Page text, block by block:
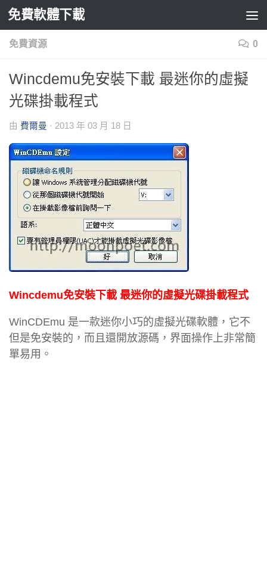
Skip to content
免費軟體下載
免費資源 0
Wincdemu免安裝下載 最迷你的虛擬
光碟掛載程式
由 費爾曼 · 2013 年 03 月 18 日
Wincdemu免安裝下載 最迷你的虛擬光碟掛載程式
WinCDEmu 是一款迷你小巧的虛擬光碟軟體，它不
但是免安裝的，而且還開放源碼，界面操作上非常簡
單易用。